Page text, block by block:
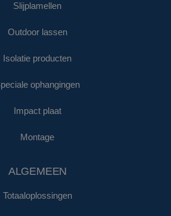
Slijplamellen
Outdoor lassen
Isolatie producten
ophangingen
Impact plaat
Montage
ALGEMEEN
Totaaloplossingen